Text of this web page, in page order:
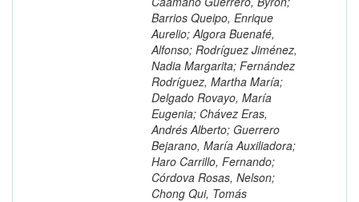
Barrios Queipo, Enrique
Aurelio; Algora Buenafé,
Alfonso; Rodríguez Jiménez,
Nadia Margarita; Fernández
Rodríguez, Martha María;
Delgado Rovayo, María
Eugenia; Chávez Eras,
Andrés Alberto; Guerrero
Bejarano, María Auxiliadora;
Haro Carrillo, Fernando;
Córdova Rosas, Nelson;
Chong Qui, Tomás